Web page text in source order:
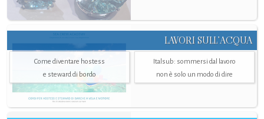
LAVORI SULL’ACQUA
Come diventare hostess
e steward di bordo
Italsub: sommersi dal lavoro
non è solo un modo di dire